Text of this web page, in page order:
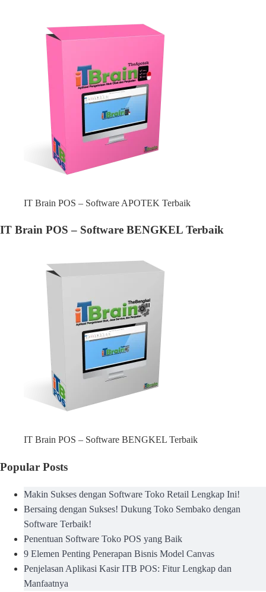
IT Brain POS – Software APOTEK Terbaik
IT Brain POS – Software BENGKEL Terbaik
IT Brain POS – Software BENGKEL Terbaik
Popular Posts
Makin Sukses dengan Software Toko Retail Lengkap Ini!
Bersaing dengan Sukses! Dukung Toko Sembako dengan
Software Terbaik!
Penentuan Software Toko POS yang Baik
9 Elemen Penting Penerapan Bisnis Model Canvas
Penjelasan Aplikasi Kasir ITB POS: Fitur Lengkap dan
Manfaatnya